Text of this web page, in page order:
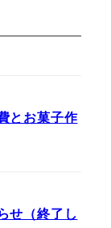
とお菓子作
せ（終了し